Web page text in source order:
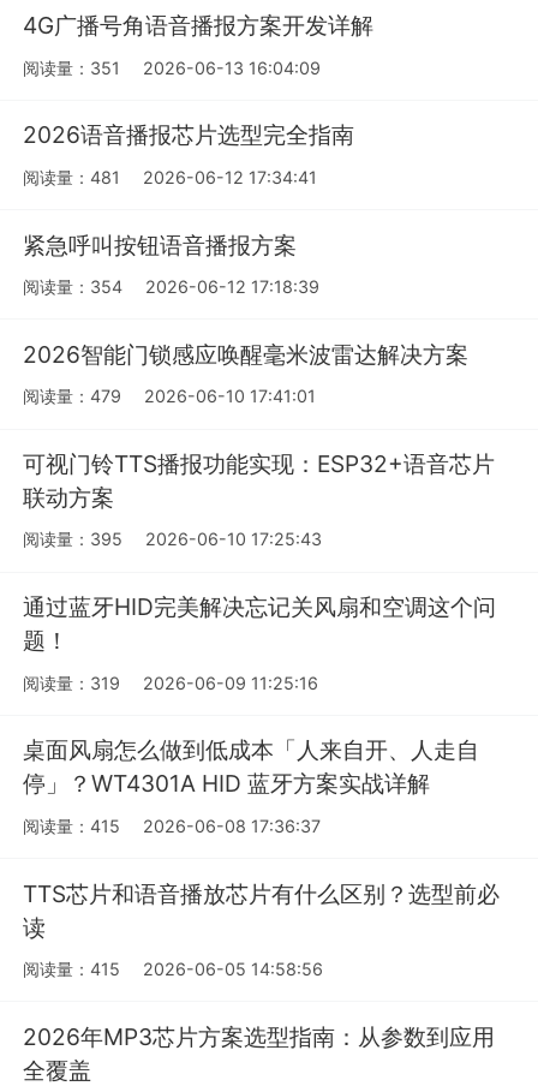
4G广播号角语音播报方案开发详解
阅读量：351 2026-06-13 16:04:09
2026语音播报芯片选型完全指南
阅读量：481 2026-06-12 17:34:41
紧急呼叫按钮语音播报方案
阅读量：354 2026-06-12 17:18:39
2026智能门锁感应唤醒毫米波雷达解决方案
阅读量：479 2026-06-10 17:41:01
可视门铃TTS播报功能实现：ESP32+语音芯片
联动方案
阅读量：395 2026-06-10 17:25:43
通过蓝牙HID完美解决忘记关风扇和空调这个问
题！
阅读量：319 2026-06-09 11:25:16
桌面风扇怎么做到低成本「人来自开、人走自
停」？WT4301A HID 蓝牙方案实战详解
阅读量：415 2026-06-08 17:36:37
TTS芯片和语音播放芯片有什么区别？选型前必
读
阅读量：415 2026-06-05 14:58:56
2026年MP3芯片方案选型指南：从参数到应用
全覆盖